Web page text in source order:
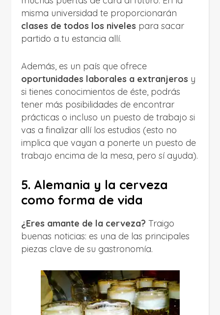
misma universidad te proporcionarán
clases de todos los niveles para sacar
partido a tu estancia allí.
Además, es un país que ofrece
oportunidades laborales a extranjeros y
si tienes conocimientos de éste, podrás
tener más posibilidades de encontrar
prácticas o incluso un puesto de trabajo si
vas a finalizar allí los estudios (esto no
implica que vayan a ponerte un puesto de
trabajo encima de la mesa, pero sí ayuda).
5. Alemania y la cerveza
como forma de vida
¿Eres amante de la cerveza? Traigo
buenas noticias: es una de las principales
piezas clave de su gastronomía.